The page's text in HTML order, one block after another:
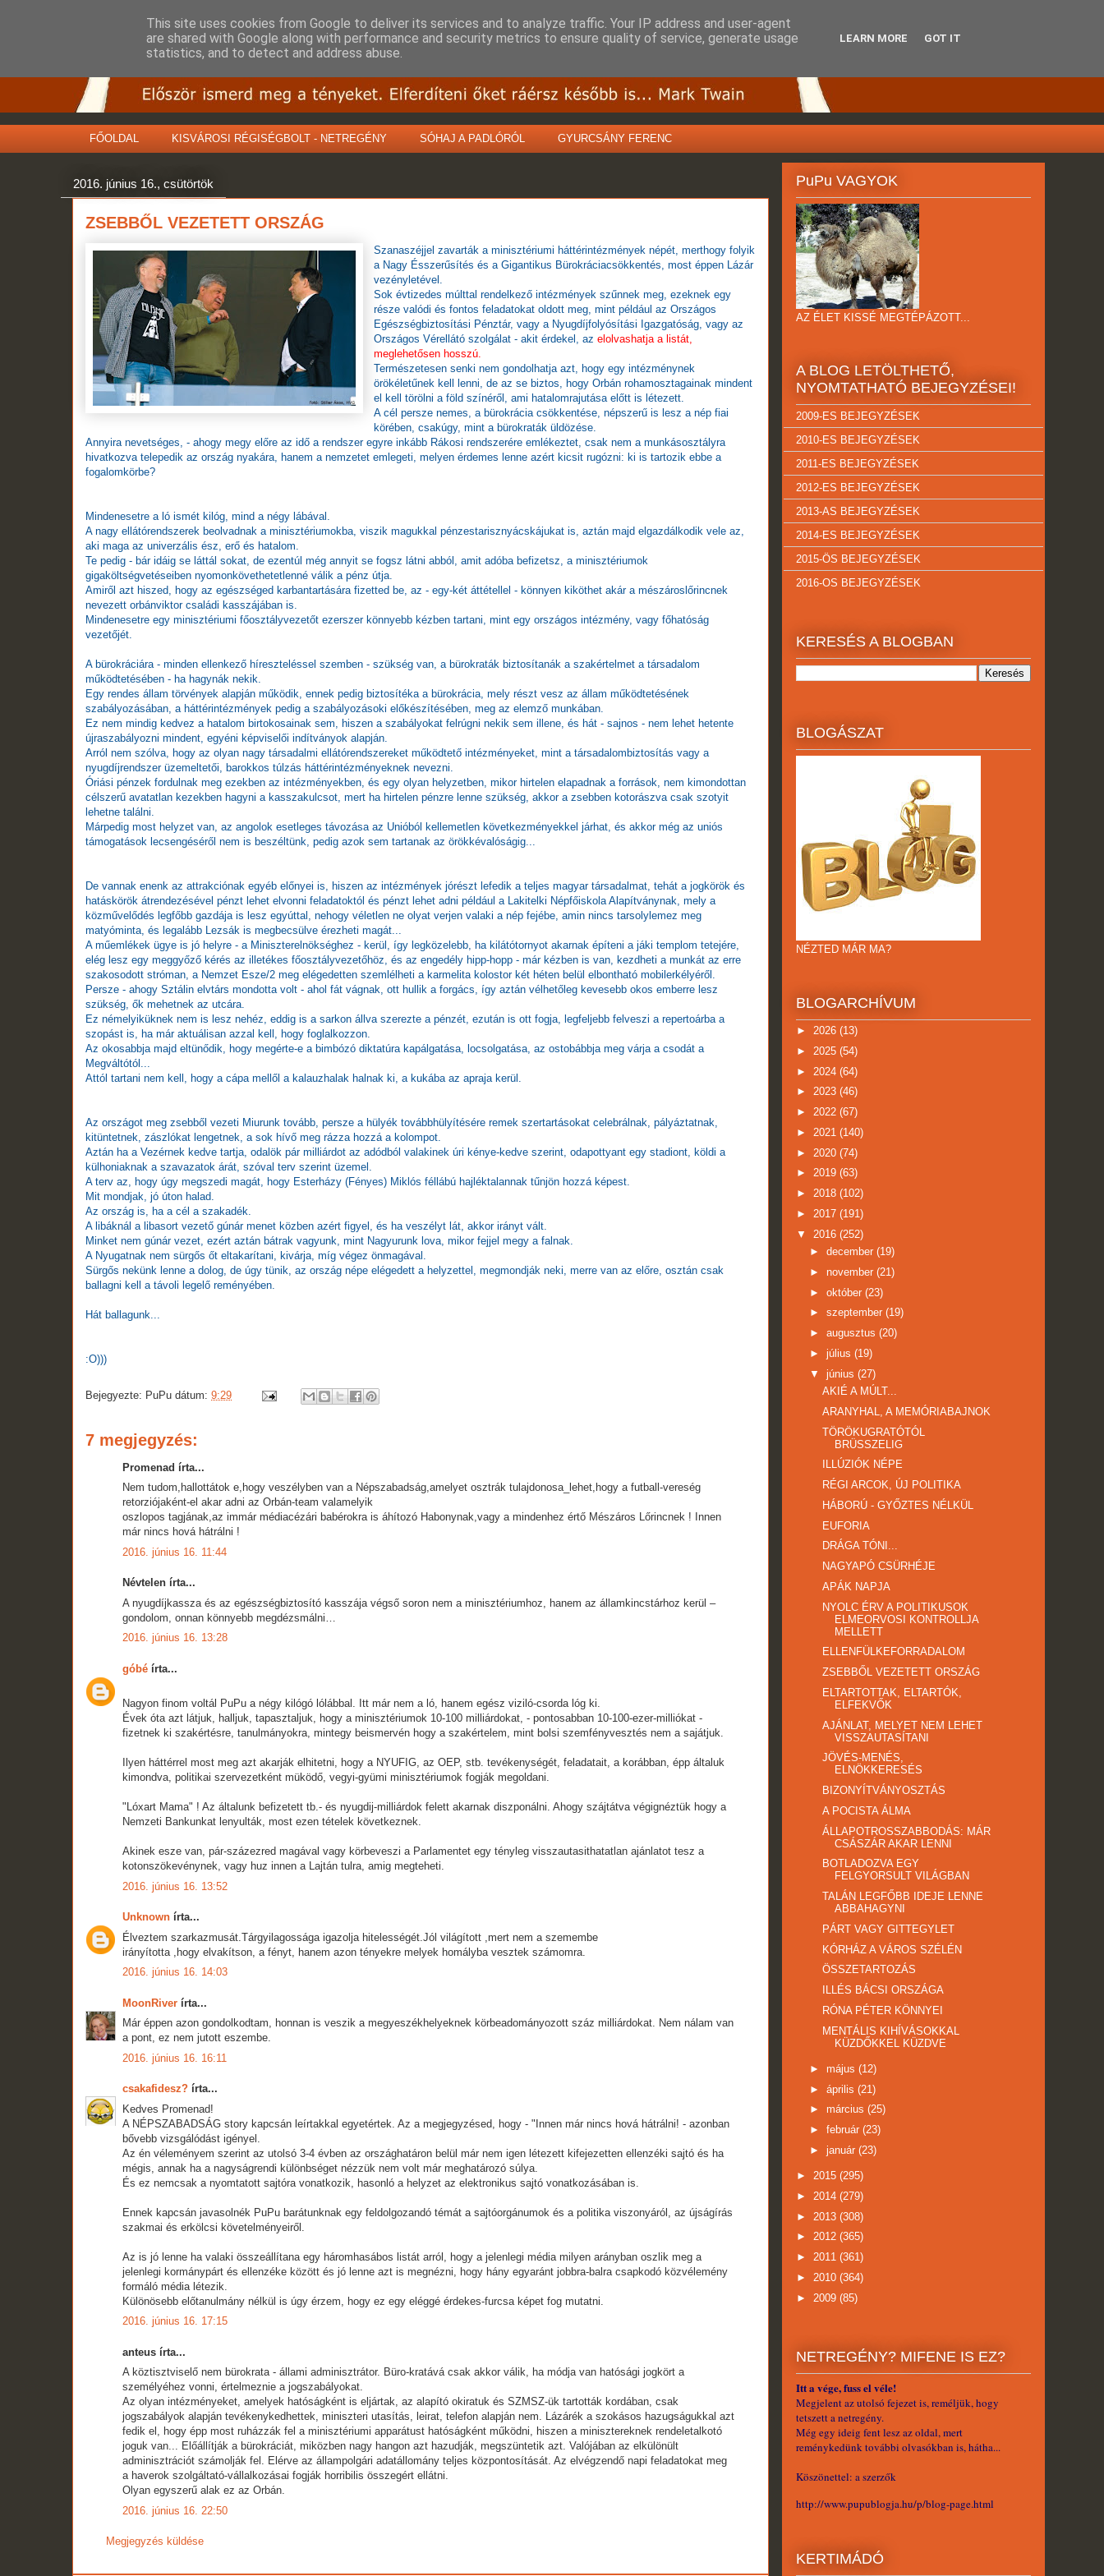
FŐOLDAL KISVÁROSI RÉGISÉGBOLT - NETREGÉNY SÓHAJ A PADLÓRÓL GYURCSÁNY FERENC
2016. június 16., csütörtök
ZSEBBŐL VEZETETT ORSZÁG
Szanaszéjjel zavarták a minisztériumi háttérintézmények népét, merthogy folyik
a Nagy Ésszerűsítés és a Gigantikus Bürokráciacsökkentés, most éppen Lázár
vezényletével.
Sok évtizedes múlttal rendelkező intézmények szűnnek meg, ezeknek egy
része valódi és fontos feladatokat oldott meg, mint például az Országos
Egészségbiztosítási Pénztár, vagy a Nyugdíjfolyósítási Igazgatóság, vagy az
Országos Vérellátó szolgálat - akit érdekel, az elolvashatja a listát,
meglehetősen hosszú.
Természetesen senki nem gondolhatja azt, hogy egy intézménynek
örökéletűnek kell lenni, de az se biztos, hogy Orbán rohamosztagainak mindent
el kell törölni a föld színéről, ami hatalomrajutása előtt is létezett.
A cél persze nemes, a bürokrácia csökkentése, népszerű is lesz a nép fiai
körében, csakúgy, mint a bürokraták üldözése.
Annyira nevetséges, - ahogy megy előre az idő a rendszer egyre inkább Rákosi rendszerére emlékeztet, csak nem a munkásosztályra
hivatkozva telepedik az ország nyakára, hanem a nemzetet emlegeti, melyen érdemes lenne azért kicsit rugózni: ki is tartozik ebbe a
fogalomkörbe?
Mindenesetre a ló ismét kilóg, mind a négy lábával.
A nagy ellátórendszerek beolvadnak a minisztériumokba, viszik magukkal pénzestarisznyácskájukat is, aztán majd elgazdálkodik vele az,
aki maga az univerzális ész, erő és hatalom.
Te pedig - bár idáig se láttál sokat, de ezentúl még annyit se fogsz látni abból, amit adóba befizetsz, a minisztériumok
gigaköltségvetéseiben nyomonkövethetetlenné válik a pénz útja.
Amiről azt hiszed, hogy az egészséged karbantartására fizetted be, az - egy-két áttétellel - könnyen kiköthet akár a mészároslőrincnek
nevezett orbánviktor családi kasszájában is.
Mindenesetre egy minisztériumi főosztályvezetőt ezerszer könnyebb kézben tartani, mint egy országos intézmény, vagy főhatóság
vezetőjét.
A bürokráciára - minden ellenkező híreszteléssel szemben - szükség van, a bürokraták biztosítanák a szakértelmet a társadalom
működtetésében - ha hagynák nekik.
Egy rendes állam törvények alapján működik, ennek pedig biztosítéka a bürokrácia, mely részt vesz az állam működtetésének
szabályozásában, a háttérintézmények pedig a szabályozásoki előkészítésében, meg az elemző munkában.
Ez nem mindig kedvez a hatalom birtokosainak sem, hiszen a szabályokat felrúgni nekik sem illene, és hát - sajnos - nem lehet hetente
újraszabályozni mindent, egyéni képviselői indítványok alapján.
Arról nem szólva, hogy az olyan nagy társadalmi ellátórendszereket működtető intézményeket, mint a társadalombiztosítás vagy a
nyugdíjrendszer üzemeltetői, barokkos túlzás háttérintézményeknek nevezni.
Óriási pénzek fordulnak meg ezekben az intézményekben, és egy olyan helyzetben, mikor hirtelen elapadnak a források, nem kimondottan
célszerű avatatlan kezekben hagyni a kasszakulcsot, mert ha hirtelen pénzre lenne szükség, akkor a zsebben kotorászva csak szotyit
lehetne találni.
Márpedig most helyzet van, az angolok esetleges távozása az Unióból kellemetlen következményekkel járhat, és akkor még az uniós
támogatások lecsengéséről nem is beszéltünk, pedig azok sem tartanak az örökkévalóságig...
De vannak enenk az attrakciónak egyéb előnyei is, hiszen az intézmények jórészt lefedik a teljes magyar társadalmat, tehát a jogkörök és
hatáskörök átrendezésével pénzt lehet elvonni feladatoktól és pénzt lehet adni például a Lakitelki Népfőiskola Alapítványnak, mely a
közművelődés legfőbb gazdája is lesz egyúttal, nehogy véletlen ne olyat verjen valaki a nép fejébe, amin nincs tarsolylemez meg
matyóminta, és legalább Lezsák is megbecsülve érezheti magát...
A műemlékek ügye is jó helyre - a Miniszterelnökséghez - kerül, így legközelebb, ha kilátótornyot akarnak építeni a jáki templom tetejére,
elég lesz egy meggyőző kérés az illetékes főosztályvezetőhöz, és az engedély hipp-hopp - már kézben is van, kezdheti a munkát az erre
szakosodott stróman, a Nemzet Esze/2 meg elégedetten szemlélheti a karmelita kolostor két héten belül elbontható mobilerkélyéről.
Persze - ahogy Sztálin elvtárs mondotta volt - ahol fát vágnak, ott hullik a forgács, így aztán vélhetőleg kevesebb okos emberre lesz
szükség, ők mehetnek az utcára.
Ez némelyiküknek nem is lesz nehéz, eddig is a sarkon állva szerezte a pénzét, ezután is ott fogja, legfeljebb felveszi a repertoárba a
szopást is, ha már aktuálisan azzal kell, hogy foglalkozzon.
Az okosabbja majd eltünődik, hogy megérte-e a bimbózó diktatúra kapálgatása, locsolgatása, az ostobábbja meg várja a csodát a
Megváltótól...
Attól tartani nem kell, hogy a cápa mellől a kalauzhalak halnak ki, a kukába az apraja kerül.
Az országot meg zsebből vezeti Miurunk tovább, persze a hülyék továbbhülyítésére remek szertartásokat celebrálnak, pályáztatnak,
kitüntetnek, zászlókat lengetnek, a sok hívő meg rázza hozzá a kolompot.
Aztán ha a Vezérnek kedve tartja, odalök pár milliárdot az adódból valakinek úri kénye-kedve szerint, odapottyant egy stadiont, köldi a
külhoniaknak a szavazatok árát, szóval terv szerint üzemel.
A terv az, hogy úgy megszedi magát, hogy Esterházy (Fényes) Miklós féllábú hajléktalannak tűnjön hozzá képest.
Mit mondjak, jó úton halad.
Az ország is, ha a cél a szakadék.
A libáknál a libasort vezető gúnár menet közben azért figyel, és ha veszélyt lát, akkor irányt vált.
Minket nem gúnár vezet, ezért aztán bátrak vagyunk, mint Nagyurunk lova, mikor fejjel megy a falnak.
A Nyugatnak nem sürgős őt eltakarítani, kivárja, míg végez önmagával.
Sürgős nekünk lenne a dolog, de úgy tünik, az ország népe elégedett a helyzettel, megmondják neki, merre van az előre, osztán csak
ballagni kell a távoli legelő reményében.
Hát ballagunk...
:O)))
Bejegyezte: PuPu dátum: 9:29
7 megjegyzés:
Promenad írta...
Nem tudom,hallottátok e,hogy veszélyben van a Népszabadság,amelyet osztrák tulajdonosa_lehet,hogy a futball-vereség
retorziójaként-el akar adni az Orbán-team valamelyik
oszlopos tagjának,az immár médiacézári babérokra is áhítozó Habonynak,vagy a mindenhez értő Mészáros Lőrincnek ! Innen
már nincs hová hátrálni !
2016. június 16. 11:44
Névtelen írta...
A nyugdíjkassza és az egészségbiztosító kasszája végső soron nem a minisztériumhoz, hanem az államkincstárhoz kerül –
gondolom, onnan könnyebb megdézsmálni…
2016. június 16. 13:28
góbé írta...
Nagyon finom voltál PuPu a négy kilógó lólábbal. Itt már nem a ló, hanem egész viziló-csorda lóg ki.
Évek óta azt látjuk, halljuk, tapasztaljuk, hogy a minisztériumok 10-100 milliárdokat, - pontosabban 10-100-ezer-milliókat -
fizetnek ki szakértésre, tanulmányokra, mintegy beismervén hogy a szakértelem, mint bolsi szemfényvesztés nem a sajátjuk.
Ilyen háttérrel most meg azt akarják elhitetni, hogy a NYUFIG, az OEP, stb. tevékenységét, feladatait, a korábban, épp általuk
kimondva, politikai szervezetként müködő, vegyi-gyümi minisztériumok fogják megoldani.
"Lóxart Mama" ! Az általunk befizetett tb.- és nyugdij-milliárdok felett akarnak diszponálni. Ahogy szájtátva végignéztük hogy a
Nemzeti Bankunkat lenyulták, most ezen tételek következnek.
Akinek esze van, pár-százezred magával vagy körbeveszi a Parlamentet egy tényleg visszautasithatatlan ajánlatot tesz a
kotonszökevénynek, vagy huz innen a Lajtán tulra, amig megteheti.
2016. június 16. 13:52
Unknown írta...
Élveztem szarkazmusát.Tárgyilagossága igazolja hitelességét.Jól világított ,mert nem a szemembe
irányította ,hogy elvakítson, a fényt, hanem azon tényekre melyek homályba vesztek számomra.
2016. június 16. 14:03
MoonRiver írta...
Már éppen azon gondolkodtam, honnan is veszik a megyeszékhelyeknek körbeadományozott száz milliárdokat. Nem nálam van
a pont, ez nem jutott eszembe.
2016. június 16. 16:11
csakafidesz? írta...
Kedves Promenad!
A NÉPSZABADSÁG story kapcsán leírtakkal egyetértek. Az a megjegyzésed, hogy - "Innen már nincs hová hátrálni! - azonban
bővebb vizsgálódást igényel.
Az én véleményem szerint az utolsó 3-4 évben az országhatáron belül már nem igen létezett kifejezetten ellenzéki sajtó és ha
mégis, annak ha a nagyságrendi különbséget nézzük nem volt már meghatározó súlya.
És ez nemcsak a nyomtatott sajtóra vonatkozik, hasonló a helyzet az elektronikus sajtó vonatkozásában is.
Ennek kapcsán javasolnék PuPu barátunknak egy feldolgozandó témát a sajtóorgánumok és a politika viszonyáról, az újságírás
szakmai és erkölcsi követelményeiről.
Az is jó lenne ha valaki összeállítana egy háromhasábos listát arról, hogy a jelenlegi média milyen arányban oszlik meg a
jelenlegi kormánypárt és ellenzéke között és jó lenne azt is megnézni, hogy hány egyaránt jobbra-balra csapkodó közvélemény
formáló média létezik.
Különösebb előtanulmány nélkül is úgy érzem, hogy ez egy eléggé érdekes-furcsa képet fog mutatni.
2016. június 16. 17:15
anteus írta...
A köztisztviselő nem bürokrata - állami adminisztrátor. Büro-kratává csak akkor válik, ha módja van hatósági jogkört a
személyéhez vonni, értelmeznie a jogszabályokat.
Az olyan intézményeket, amelyek hatóságként is eljártak, az alapító okiratuk és SZMSZ-ük tartották kordában, csak
jogszabályok alapján tevékenykedhettek, miniszteri utasítás, leirat, telefon alapján nem. Lázárék a szokásos hazugságukkal azt
fedik el, hogy épp most ruházzák fel a minisztériumi apparátust hatóságként működni, hiszen a minisztereknek rendeletalkotó
joguk van... Előállítják a bürokráciát, miközben nagy hangon azt hazudják, megszüntetik azt. Valójában az elkülönült
adminisztrációt számolják fel. Elérve az állampolgári adatállomány teljes központosítását. Az elvégzendő napi feladatokat meg
a haverok szolgáltató-vállalkozásai fogják horribilis összegért ellátni.
Olyan egyszerű alak ez az Orbán.
2016. június 16. 22:50
Megjegyzés küldése
PuPu VAGYOK
AZ ÉLET KISSÉ MEGTÉPÁZOTT...
A BLOG LETÖLTHETŐ,
NYOMTATHATÓ BEJEGYZÉSEI!
2009-ES BEJEGYZÉSEK
2010-ES BEJEGYZÉSEK
2011-ES BEJEGYZÉSEK
2012-ES BEJEGYZÉSEK
2013-AS BEJEGYZÉSEK
2014-ES BEJEGYZÉSEK
2015-ÖS BEJEGYZÉSEK
2016-OS BEJEGYZÉSEK
KERESÉS A BLOGBAN
BLOGÁSZAT
NÉZTED MÁR MA?
BLOGARCHÍVUM
► 2026 (13)
► 2025 (54)
► 2024 (64)
► 2023 (46)
► 2022 (67)
► 2021 (140)
► 2020 (74)
► 2019 (63)
► 2018 (102)
► 2017 (191)
▼ 2016 (252)
► december (19)
► november (21)
► október (23)
► szeptember (19)
► augusztus (20)
► július (19)
▼ június (27)
AKIÉ A MÚLT...
ARANYHAL, A MEMÓRIABAJNOK
TÖRÖKUGRATÓTÓL
BRÜSSZELIG
ILLÚZIÓK NÉPE
RÉGI ARCOK, ÚJ POLITIKA
HÁBORÚ - GYŐZTES NÉLKÜL
EUFORIA
DRÁGA TÓNI...
NAGYAPÓ CSÜRHÉJE
APÁK NAPJA
NYOLC ÉRV A POLITIKUSOK
ELMEORVOSI KONTROLLJA
MELLETT
ELLENFÜLKEFORRADALOM
ZSEBBŐL VEZETETT ORSZÁG
ELTARTOTTAK, ELTARTÓK,
ELFEKVŐK
AJÁNLAT, MELYET NEM LEHET
VISSZAUTASÍTANI
JÖVÉS-MENÉS,
ELNÖKKERESÉS
BIZONYÍTVÁNYOSZTÁS
A POCISTA ÁLMA
ÁLLAPOTROSSZABBODÁS: MÁR
CSÁSZÁR AKAR LENNI
BOTLADOZVA EGY
FELGYORSULT VILÁGBAN
TALÁN LEGFŐBB IDEJE LENNE
ABBAHAGYNI
PÁRT VAGY GITTEGYLET
KÓRHÁZ A VÁROS SZÉLÉN
ÖSSZETARTOZÁS
ILLÉS BÁCSI ORSZÁGA
RÓNA PÉTER KÖNNYEI
MENTÁLIS KIHÍVÁSOKKAL
KÜZDŐKKEL KÜZDVE
► május (12)
► április (21)
► március (25)
► február (23)
► január (23)
► 2015 (295)
► 2014 (279)
► 2013 (308)
► 2012 (365)
► 2011 (361)
► 2010 (364)
► 2009 (85)
NETREGÉNY? MIFENE IS EZ?
Itt a vége, fuss el véle!
Megjelent az utolsó fejezet is, reméljük, hogy
tetszett a netregény.
Még egy ideig fent lesz az oldal, mert
reménykedünk további olvasókban is, hátha...
Köszönettel: a szerzők
http://www.pupublogja.hu/p/blog-page.html
KERTIMÁDÓ
This site uses cookies from Google to deliver its services and to analyze traffic. Your IP address and user-agent
are shared with Google along with performance and security metrics to ensure quality of service, generate usage
statistics, and to detect and address abuse.
LEARN MORE GOT IT